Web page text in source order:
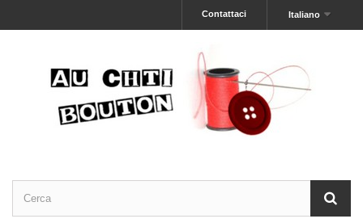
Italiano
Contattaci